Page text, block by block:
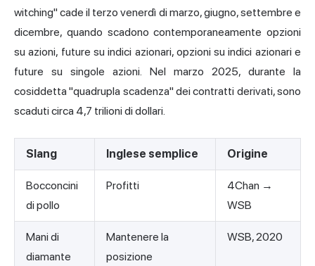
witching" cade il terzo venerdì di marzo, giugno, settembre e
dicembre, quando scadono contemporaneamente opzioni
su azioni, future su indici azionari, opzioni su indici azionari e
future su singole azioni. Nel marzo 2025, durante la
cosiddetta "quadrupla scadenza" dei contratti derivati, sono
scaduti circa 4,7 trilioni di dollari.
Slang Inglese semplice Origine
Bocconcini
di pollo
Profitti
4Chan →
WSB
Mani di
diamante
Mantenere la
posizione
WSB, 2020